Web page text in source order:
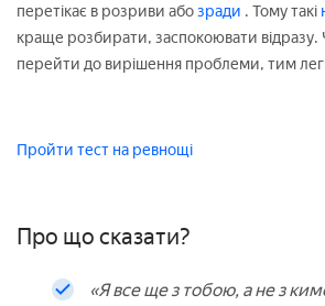
перетікає в розриви абозради . Тому такі
краще розбирати, заспокоювати
перейти до вирішення проблеми, тим
Пройти тест на ревнощі
Про що сказати?
«Я все ще з тобою, а не з